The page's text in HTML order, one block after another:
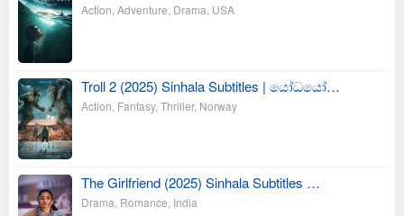
Action Adventure Drama USA
Troll 2 (2025) Sinhala Subtitles | යෝධයෝ…
Action Fantasy, Thriller, Norway
The Girlfriend (2025) Sinhala Subtitles …
Drama Romance India